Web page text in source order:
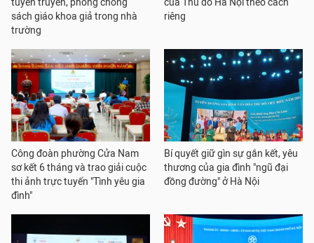
tuyên truyền, phòng chống
sách giáo khoa giả trong nhà
trường
của Thủ đô Hà Nội theo cách
riêng
Công đoàn phường Cửa Nam
sơ kết 6 tháng và trao giải cuộc
thi ảnh trực tuyến "Tình yêu gia
đình"
Bí quyết giữ gìn sự gắn kết, yêu
thương của gia đình "ngũ đại
đồng đường" ở Hà Nội